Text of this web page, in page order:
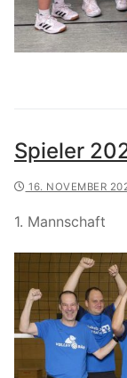
Spieler
16. NOVEMBER
1. Mannschaft